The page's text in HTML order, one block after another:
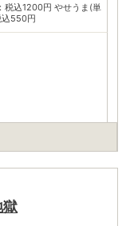
税込1200円 やせうま(単
込550円
地蔵湯前」で下車 、